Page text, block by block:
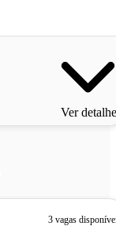
Ver
3 vagas